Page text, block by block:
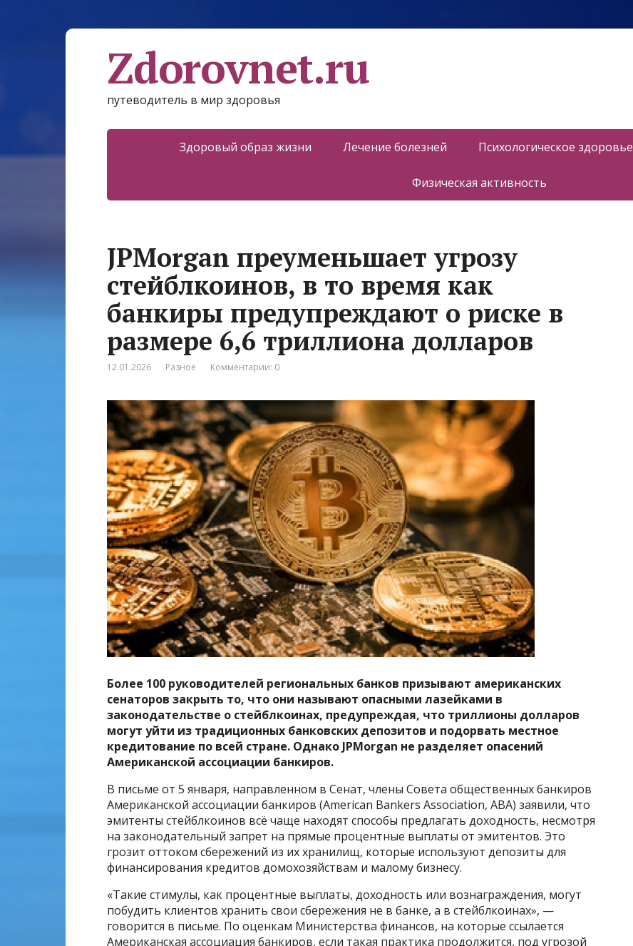
Zdorovnet.ru
путеводитель в мир здоровья
Здоровый образ жизни Лечение болезней Психологическое здоровье
Физическая активность
JPMorgan преуменьшает угрозу
стейблкоинов, в то время как
банкиры предупреждают о риске в
размере 6,6 триллиона долларов
12.01.2026 Разное Комментарии: 0
Более 100 руководителей региональных банков призывают американских
сенаторов закрыть то, что они называют опасными лазейками в
законодательстве о стейблкоинах, предупреждая, что триллионы долларов
могут уйти из традиционных банковских депозитов и подорвать местное
кредитование по всей стране. Однако JPMorgan не разделяет опасений
Американской ассоциации банкиров.
В письме от 5 января, направленном в Сенат, члены Совета общественных банкиров
Американской ассоциации банкиров (American Bankers Association, ABA) заявили, что
эмитенты стейблкоинов всё чаще находят способы предлагать доходность, несмотря
на законодательный запрет на прямые процентные выплаты от эмитентов. Это
грозит оттоком сбережений из их хранилищ, которые используют депозиты для
финансирования кредитов домохозяйствам и малому бизнесу.
«Такие стимулы, как процентные выплаты, доходность или вознаграждения, могут
побудить клиентов хранить свои сбережения не в банке, а в стейблкоинах», —
говорится в письме. По оценкам Министерства финансов, на которые ссылается
Американская ассоциация банкиров, если такая практика продолжится, под угрозой